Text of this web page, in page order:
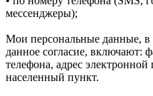
мессенджеры);
Мои персональные данные, в
данное согласие, включают:
телефона, адрес
населенный пункт.